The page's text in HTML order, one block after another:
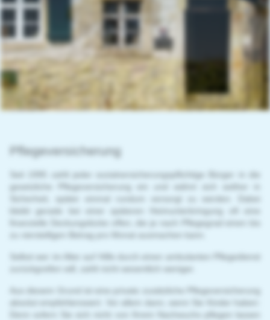
Krankenversicherung
Zusatzversicherung
Pflegeversicherung
Gewerbeversicherungen
Immobilienfinanzierung
News
Service
Pflegeversicherung
Seit 1995 zahlt jeder sozialversicherungspflichtige Bürger in die
gesetzliche Pflegeversicherung ein und wähnt sich seither in
Sicherheit, später einmal rundum versorgt zu werden. Dabei
bleibt gerade bei einer späteren Heimunterbringung oft eine
finanzielle Deckungslücke offen, die je nach Pflegegrad einen bis
zu vierstelligen Betrag pro Monat ausmachen kann.
Selbst wer im Alter auf Hilfe durch einen ambulanten Pflegedienst
zurückgreifen will, zahlt nicht wesentlich weniger.
Aus diesem Grund ist eine private zusätzliche Pflegeversicherung
Denn sofern Sie sich nicht von Ihrem Nachwuchs pflegen lassen